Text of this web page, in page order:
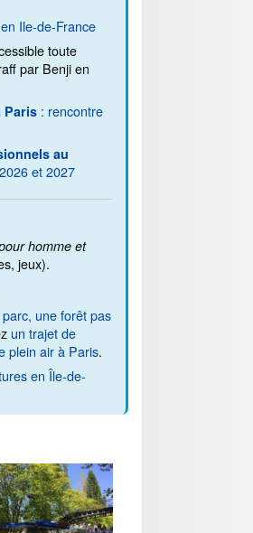
Ile-de-France
toute
par Benji en
Paris : rencontre
au
et 2027
homme et
jeux).
une forêt pas
un trajet de
plein air à Paris.
en Île-de-